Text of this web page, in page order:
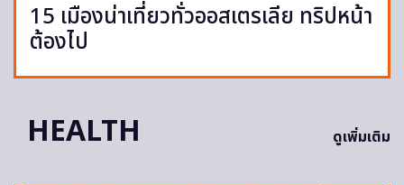
15 เมืองน่าเที่ยวทั่วออสเตรเลีย ทริปหน้า
ต้องไป
HEALTH ดูเพิ่มเติม